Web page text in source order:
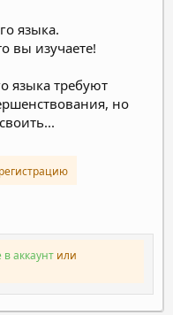
языка.
вы изучаете!
языка требуют
но
аккаунт или